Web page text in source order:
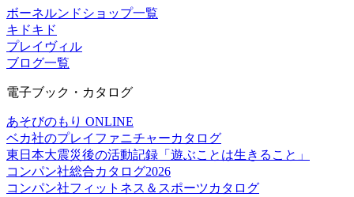
ボーネルンドショップ一覧
キドキド
プレイヴィル
ブログ一覧
電子ブック・カタログ
あそびのもり ONLINE
ベカ社のプレイファニチャーカタログ
東日本大震災後の活動記録「遊ぶことは生きること」
コンパン社総合カタログ2026
コンパン社フィットネス＆スポーツカタログ